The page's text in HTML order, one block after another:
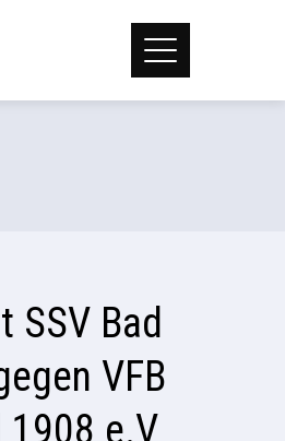
SSV Bad
VFB
1908 e.V